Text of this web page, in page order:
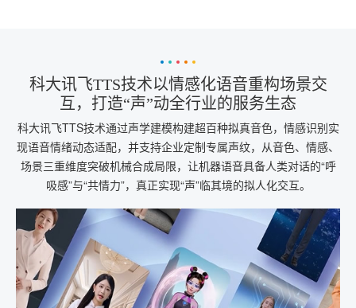
科大讯飞TTS技术以情感化语音重构场景交
互，打造“声”动全行业的服务生态
科大讯飞TTS技术通过声学建模构建超百种拟真音色，情感识别实
现语音情绪动态适配，并支持企业定制专属声纹，从音色、情感、
场景三重维度突破机械合成局限，让机器语音具备人类对话的“呼
吸感”与“共情力”，真正实现“声”临其境的拟人化交互。